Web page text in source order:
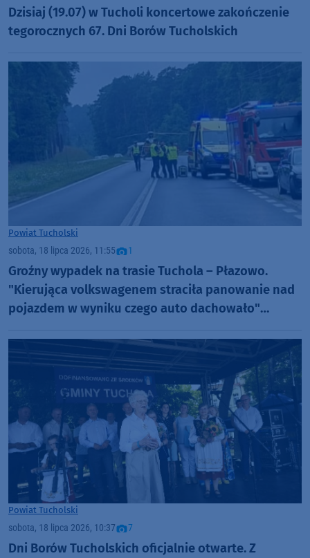
Dzisiaj (19.07) w Tucholi koncertowe zakończenie
tegorocznych 67. Dni Borów Tucholskich
Powiat Tucholski
sobota, 18 lipca 2026, 11:55 1
Groźny wypadek na trasie Tuchola – Płazowo.
"Kierująca volkswagenem straciła panowanie nad
pojazdem w wyniku czego auto dachowało"
Powiat Tucholski
sobota, 18 lipca 2026, 10:37 7
Dni Borów Tucholskich oficjalnie otwarte. Z